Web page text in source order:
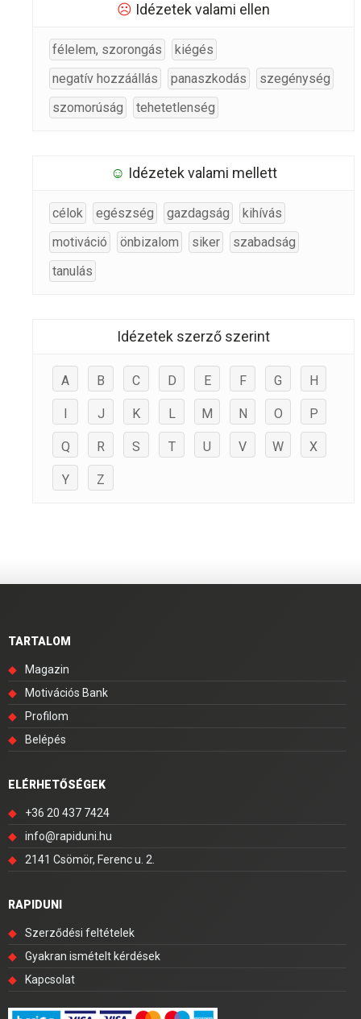
☹ Idézetek valami ellen
félelem, szorongás
kiégés
negatív hozzáállás
panaszkodás
szegénység
szomorúság
tehetetlenség
☺ Idézetek valami mellett
célok egészség gazdagság
kihívás
motiváció
önbizalom siker
szabadság
tanulás
Idézetek szerző szerint
A B C D E F G H
I J K L M N O P
Q R S T U V W X
Y Z
TARTALOM
◆
Magazin
◆
Motivációs Bank
◆
Profilom
◆
Belépés
ELÉRHETŐSÉGEK
◆
+36 20 437 7424
◆
info@rapiduni.hu
◆
2141 Csömör, Ferenc u. 2.
RAPIDUNI
◆
Szerződési feltételek
◆
Gyakran ismételt kérdések
◆
Kapcsolat